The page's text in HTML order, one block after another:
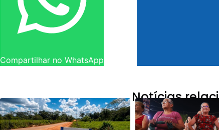
Compartilhar no WhatsApp
Notícias